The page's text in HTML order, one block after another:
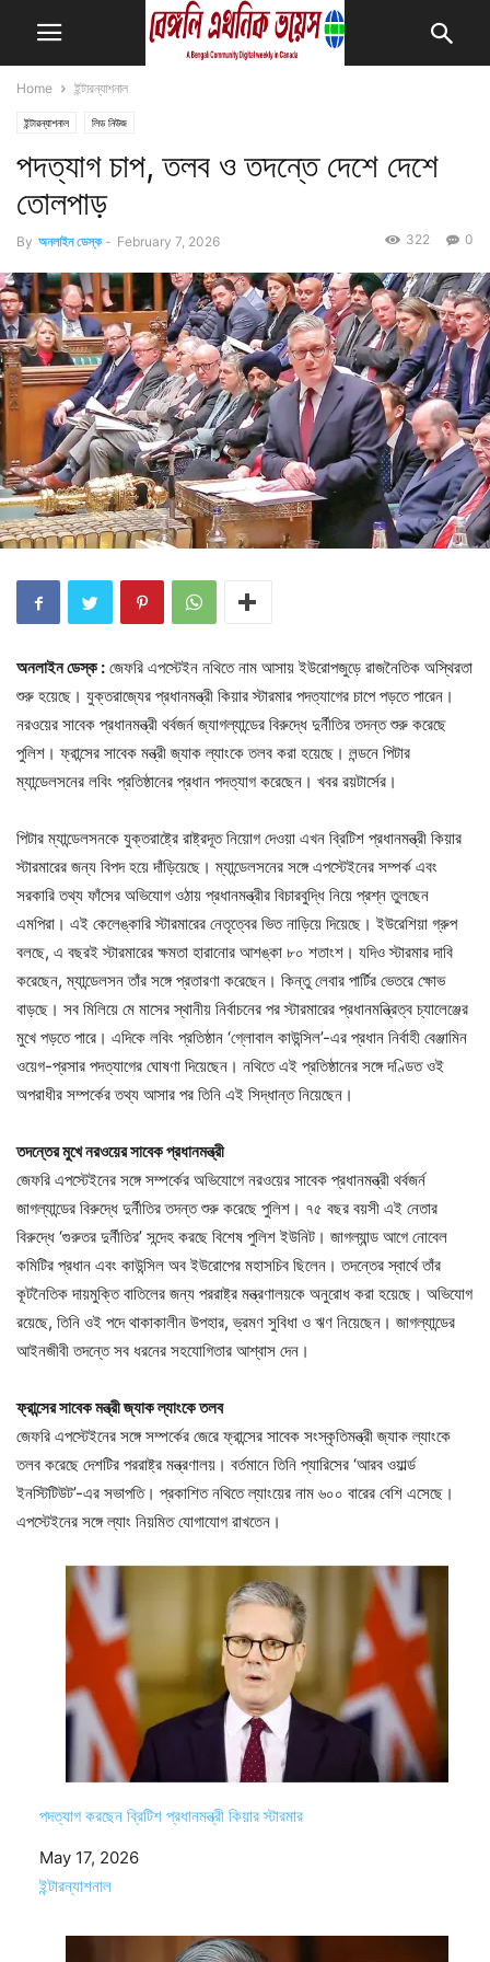
Home ইন্টারন্যাশনাল
ইন্টারন্যাশনাল লিড নিউজ
পদত্যাগ চাপ, তলব ও তদন্তে দেশে দেশে
তোলপাড়
By অনলাইন ডেস্ক - February 7, 2026 0
322
অনলাইন ডেস্ক : জেফরি এপস্টেইন নথিতে নাম আসায় ইউরোপজুড়ে রাজনৈতিক অস্থিরতা
শুরু হয়েছে। যুক্তরাজ্যের প্রধানমন্ত্রী কিয়ার স্টারমার পদত্যাগের চাপে পড়তে পারেন।
নরওয়ের সাবেক প্রধানমন্ত্রী থর্বজর্ন জ্যাগল্যান্ডের বিরুদ্ধে দুর্নীতির তদন্ত শুরু করেছে
পুলিশ। ফ্রান্সের সাবেক মন্ত্রী জ্যাক ল্যাংকে তলব করা হয়েছে। লন্ডনে পিটার
ম্যান্ডেলসনের লবিং প্রতিষ্ঠানের প্রধান পদত্যাগ করেছেন। খবর রয়টার্সের।
পিটার ম্যান্ডেলসনকে যুক্তরাষ্ট্রে রাষ্ট্রদূত নিয়োগ দেওয়া এখন ব্রিটিশ প্রধানমন্ত্রী কিয়ার
স্টারমারের জন্য বিপদ হয়ে দাঁড়িয়েছে। ম্যান্ডেলসনের সঙ্গে এপস্টেইনের সম্পর্ক এবং
সরকারি তথ্য ফাঁসের অভিযোগ ওঠায় প্রধানমন্ত্রীর বিচারবুদ্ধি নিয়ে প্রশ্ন তুলছেন
এমপিরা। এই কেলেঙ্কারি স্টারমারের নেতৃত্বের ভিত নাড়িয়ে দিয়েছে। ইউরেশিয়া গ্রুপ
বলছে, এ বছরই স্টারমারের ক্ষমতা হারানোর আশঙ্কা ৮০ শতাংশ। যদিও স্টারমার দাবি
করেছেন, ম্যান্ডেলসন তাঁর সঙ্গে প্রতারণা করেছেন। কিন্তু লেবার পার্টির ভেতরে ক্ষোভ
বাড়ছে। সব মিলিয়ে মে মাসের স্থানীয় নির্বাচনের পর স্টারমারের প্রধানমন্ত্রিত্ব চ্যালেঞ্জের
মুখে পড়তে পারে। এদিকে লবিং প্রতিষ্ঠান ‘গ্লোবাল কাউন্সিল’-এর প্রধান নির্বাহী বেঞ্জামিন
ওয়েগ-প্রসার পদত্যাগের ঘোষণা দিয়েছেন। নথিতে এই প্রতিষ্ঠানের সঙ্গে দণ্ডিত ওই
অপরাধীর সম্পর্কের তথ্য আসার পর তিনি এই সিদ্ধান্ত নিয়েছেন।
তদন্তের মুখে নরওয়ের সাবেক প্রধানমন্ত্রী
জেফরি এপস্টেইনের সঙ্গে সম্পর্কের অভিযোগে নরওয়ের সাবেক প্রধানমন্ত্রী থর্বজর্ন
জাগল্যান্ডের বিরুদ্ধে দুর্নীতির তদন্ত শুরু করেছে পুলিশ। ৭৫ বছর বয়সী এই নেতার
বিরুদ্ধে ‘গুরুতর দুর্নীতির’ সন্দেহ করছে বিশেষ পুলিশ ইউনিট। জাগল্যান্ড আগে নোবেল
কমিটির প্রধান এবং কাউন্সিল অব ইউরোপের মহাসচিব ছিলেন। তদন্তের স্বার্থে তাঁর
কূটনৈতিক দায়মুক্তি বাতিলের জন্য পররাষ্ট্র মন্ত্রণালয়কে অনুরোধ করা হয়েছে। অভিযোগ
রয়েছে, তিনি ওই পদে থাকাকালীন উপহার, ভ্রমণ সুবিধা ও ঋণ নিয়েছেন। জাগল্যান্ডের
আইনজীবী তদন্তে সব ধরনের সহযোগিতার আশ্বাস দেন।
ফ্রান্সের সাবেক মন্ত্রী জ্যাক ল্যাংকে তলব
জেফরি এপস্টেইনের সঙ্গে সম্পর্কের জেরে ফ্রান্সের সাবেক সংস্কৃতিমন্ত্রী জ্যাক ল্যাংকে
তলব করেছে দেশটির পররাষ্ট্র মন্ত্রণালয়। বর্তমানে তিনি প্যারিসের ‘আরব ওয়ার্ল্ড
ইনস্টিটিউট’-এর সভাপতি। প্রকাশিত নথিতে ল্যাংয়ের নাম ৬০০ বারের বেশি এসেছে।
এপস্টেইনের সঙ্গে ল্যাং নিয়মিত যোগাযোগ রাখতেন।
পদত্যাগ করছেন ব্রিটিশ প্রধানমন্ত্রী কিয়ার স্টারমার
Date
May 17, 2026
In relation to
ইন্টারন্যাশনাল